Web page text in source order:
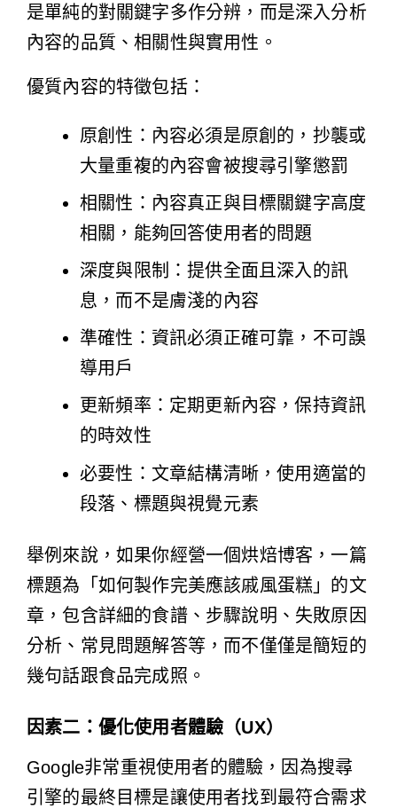
是單純的對關鍵字多作分辨，而是深入分析
內容的品質、相關性與實用性。
優質內容的特徵包括：
原創性：內容必須是原創的，抄襲或
大量重複的內容會被搜尋引擎懲罰
相關性：內容真正與目標關鍵字高度
相關，能夠回答使用者的問題
深度與限制：提供全面且深入的訊
息，而不是膚淺的內容
準確性：資訊必須正確可靠，不可誤
導用戶
更新頻率：定期更新內容，保持資訊
的時效性
必要性：文章結構清晰，使用適當的
段落、標題與視覺元素
舉例來說，如果你經營一個烘焙博客，一篇
標題為「如何製作完美應該戚風蛋糕」的文
章，包含詳細的食譜、步驟說明、失敗原因
分析、常見問題解答等，而不僅僅是簡短的
幾句話跟食品完成照。
因素二：優化使用者體驗（UX）
Google非常重視使用者的體驗，因為搜尋
引擎的最終目標是讓使用者找到最符合需求